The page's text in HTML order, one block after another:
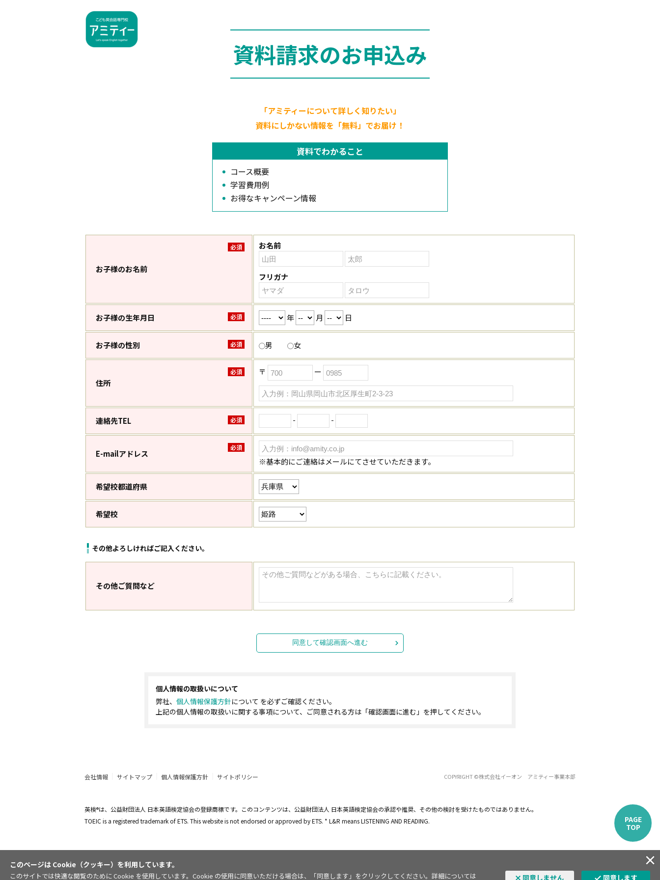
このページは Cookie（クッキー）を利用しています。
このサイトでは快適な閲覧のために Cookie を使用しています。Cookie の使用に同意いただける場合は、「同意します」をクリックしてください。詳細については 同意しません 同意します
資料請求のお申込み
「アミティーについて詳しく知りたい」
資料にしかない情報を「無料」でお届け！
資料でわかること
コース概要
学習費用例
お得なキャンペーン情報
お子様のお名前
必須 お名前
フリガナ
お子様の生年月日 必須 年 月 日
お子様の性別 必須 男 女
住所
必須 〒 ー
連絡先TEL 必須 - -
E-mailアドレス
必須
※基本的にご連絡はメールにてさせていただきます。
希望校都道府県
希望校
その他よろしければご記入ください。
その他ご質問など
同意して確認画面へ進む
個人情報の取扱いについて
弊社、 個人情報保護方針について を必ずご確認ください。
上記の個人情報の取扱いに関する事項について、ご同意される方は「確認画面に進む」を押してください。
PAGE
TOP
会社情報 サイトマップ 個人情報保護方針 サイトポリシー COPYRIGHT ©株式会社イーオン アミティー事業本部
英検®は、公益財団法人 日本英語検定協会の登録商標です。このコンテンツは、公益財団法人 日本英語検定協会の承認や推奨、その他の検討を受けたものではありません。
TOEIC is a registered trademark of ETS. This website is not endorsed or approved by ETS. * L&R means LISTENING AND READING.